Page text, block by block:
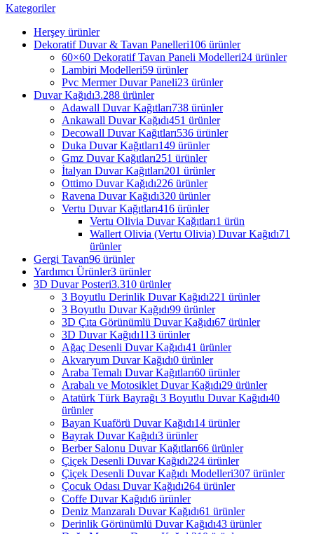
Kategoriler
Herşey ürünler
Dekoratif Duvar & Tavan Panelleri106 ürünler
60×60 Dekoratif Tavan Paneli Modelleri24 ürünler
Lambiri Modelleri59 ürünler
Pvc Mermer Duvar Paneli23 ürünler
Duvar Kağıdı3.288 ürünler
Adawall Duvar Kağıtları738 ürünler
Ankawall Duvar Kağıdı451 ürünler
Decowall Duvar Kağıtları536 ürünler
Duka Duvar Kağıtları149 ürünler
Gmz Duvar Kağıtları251 ürünler
İtalyan Duvar Kağıtları201 ürünler
Ottimo Duvar Kağıdı226 ürünler
Ravena Duvar Kağıdı320 ürünler
Vertu Duvar Kağıtları416 ürünler
Vertu Olivia Duvar Kağıtları1 ürün
Wallert Olivia (Vertu Olivia) Duvar Kağıdı71
ürünler
Gergi Tavan96 ürünler
Yardımcı Ürünler3 ürünler
3D Duvar Posteri3.310 ürünler
3 Boyutlu Derinlik Duvar Kağıdı221 ürünler
3 Boyutlu Duvar Kağıdı99 ürünler
3D Çıta Görünümlü Duvar Kağıdı67 ürünler
3D Duvar Kağıdı113 ürünler
Ağaç Desenli Duvar Kağıdı41 ürünler
Akvaryum Duvar Kağıdı0 ürünler
Araba Temalı Duvar Kağıtları60 ürünler
Arabalı ve Motosiklet Duvar Kağıdı29 ürünler
Atatürk Türk Bayrağı 3 Boyutlu Duvar Kağıdı40
ürünler
Bayan Kuaförü Duvar Kağıdı14 ürünler
Bayrak Duvar Kağıdı3 ürünler
Berber Salonu Duvar Kağıtları66 ürünler
Çiçek Desenli Duvar Kağıdı224 ürünler
Çiçek Desenli Duvar Kağıdı Modelleri307 ürünler
Çocuk Odası Duvar Kağıdı264 ürünler
Coffe Duvar Kağıdı6 ürünler
Deniz Manzaralı Duvar Kağıdı61 ürünler
Derinlik Görünümlü Duvar Kağıdı43 ürünler